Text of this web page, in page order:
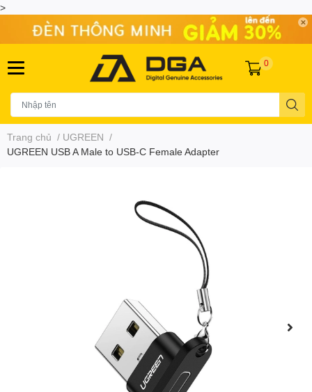
>
0
Trang chủ / UGREEN /
UGREEN USB A Male to USB-C Female Adapter